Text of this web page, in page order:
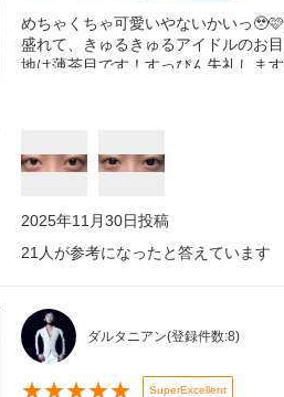
めちゃくちゃ可愛いやないかいっ
盛れて、きゅるきゅるアイドルのお
地は薄茶目です！すっぴん失礼しま
2025年11月30日投稿
21 人が参考になったと答えています
ダルタニアン(登録件数:8)
★★★★★ SuperExcellent